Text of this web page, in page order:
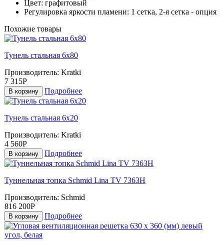
Цвет: графитовый
Регулировка яркости пламени: 1 сетка, 2-я сетка - опция
Похожие товары
Тунель стальная 6x80
Производитель: Kratki
7 315Р
В корзину Подробнее
Тунель стальная 6х20
Производитель: Kratki
4 560Р
В корзину Подробнее
Туннельная топка Schmid Lina TV 7363H
Производитель: Schmid
816 200Р
В корзину Подробнее